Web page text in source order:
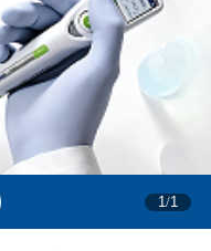
1/1